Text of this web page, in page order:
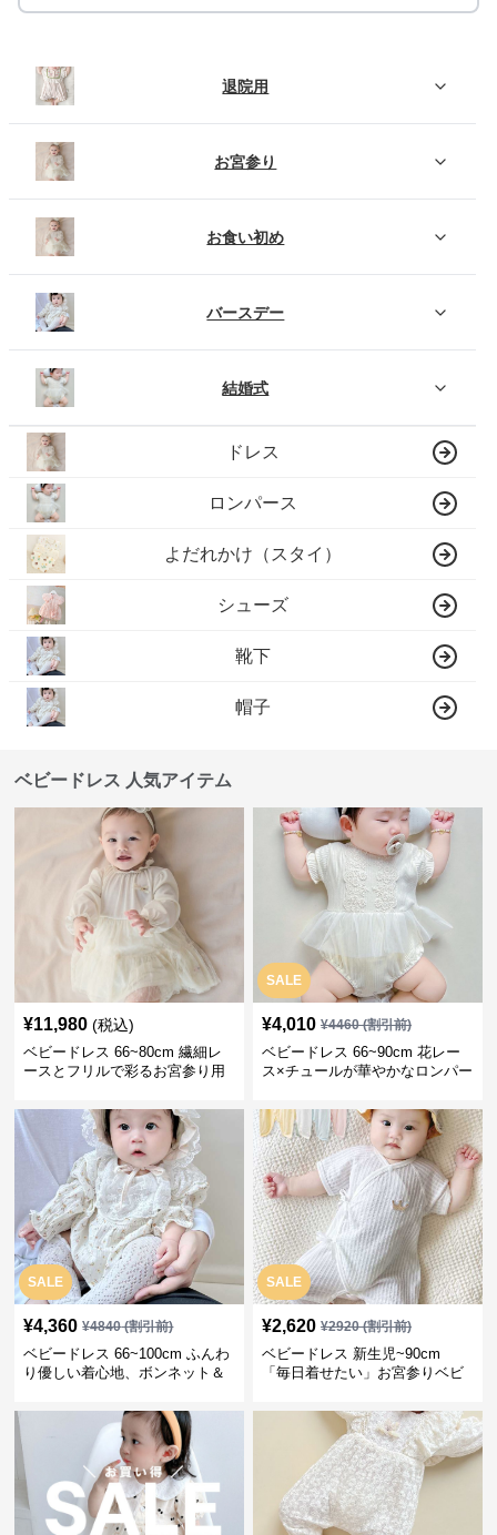
退院用
お宮参り
お食い初め
バースデー
結婚式
ドレス
ロンパース
よだれかけ（スタイ）
シューズ
靴下
帽子
ベビードレス 人気アイテム
¥11,980 (税込)
ベビードレス 66~80cm 繊細レ
ースとフリルで彩るお宮参り用
SALE
¥4,010 ¥4460(割引前)
ベビードレス 66~90cm 花レー
ス×チュールが華やかなロンパー
SALE
¥4,360 ¥4840(割引前)
ベビードレス 66~100cm ふんわ
り優しい着心地、ボンネット＆
レス 記念フォト
SALE
¥2,620 ¥2920(割引前)
ベビードレス 新生児~90cm
「毎日着せたい」お宮参りベビ